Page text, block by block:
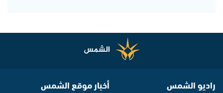
راديو الشمس أخبار موقع الشمس